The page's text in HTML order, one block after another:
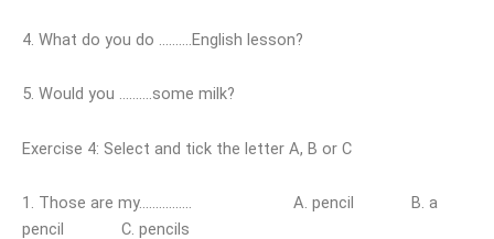
4. What do you do ……….English lesson?
5. Would you ……….some milk?
Exercise 4: Select and tick the letter A, B or C
1. Those are my……………. A. pencil B. a
pencil C. pencils